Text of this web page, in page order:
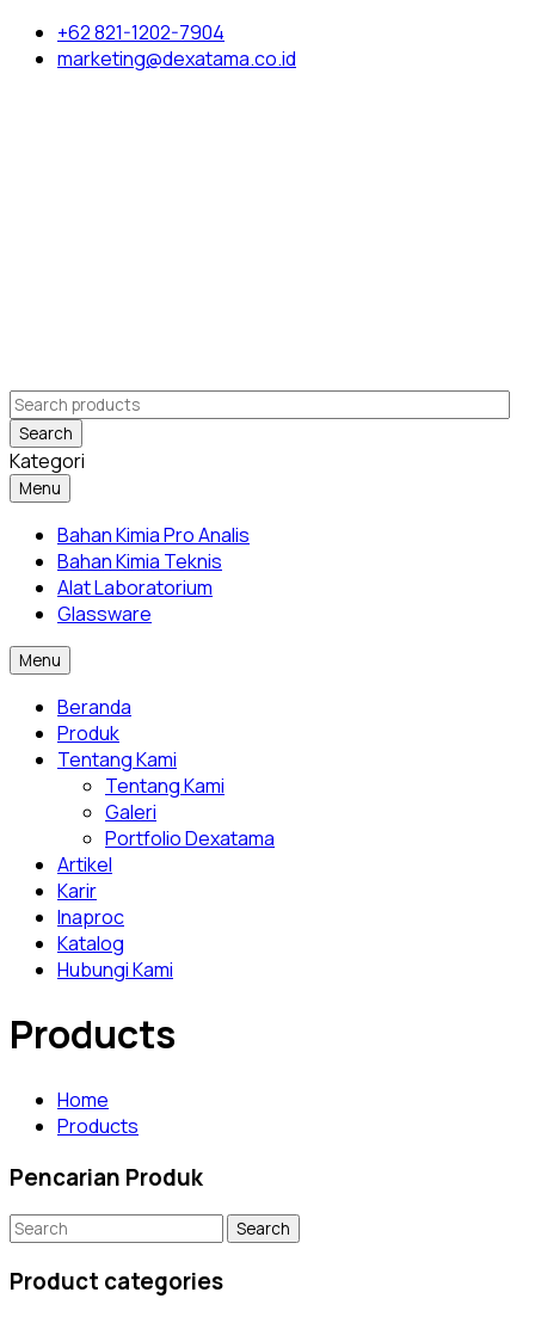
+62 821-1202-7904
marketing@dexatama.co.id
Search
Kategori
Menu
Bahan Kimia Pro Analis
Bahan Kimia Teknis
Alat Laboratorium
Glassware
Menu
Beranda
Produk
Tentang Kami
Tentang Kami
Galeri
Portfolio Dexatama
Artikel
Karir
Inaproc
Katalog
Hubungi Kami
Products
Home
Products
Pencarian Produk
Search
Product categories